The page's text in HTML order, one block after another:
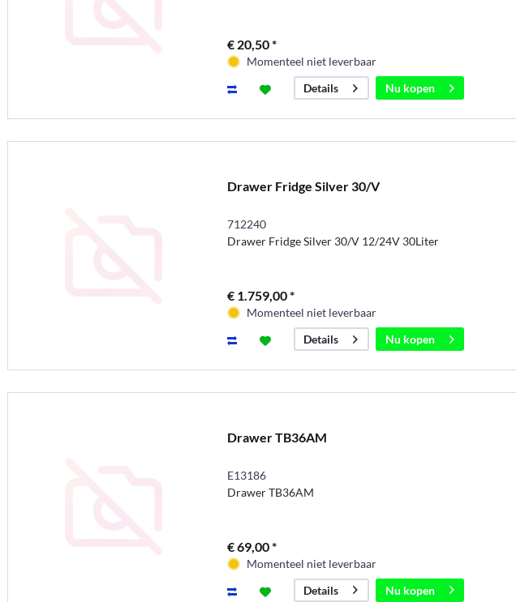
€ 20,50 *
Momenteel niet leverbaar
Details
Nu kopen
Drawer Fridge Silver 30/V
712240
Drawer Fridge Silver 30/V 12/24V 30Liter
€ 1.759,00 *
Momenteel niet leverbaar
Details
Nu kopen
Drawer TB36AM
E13186
Drawer TB36AM
€ 69,00 *
Momenteel niet leverbaar
Details
Nu kopen